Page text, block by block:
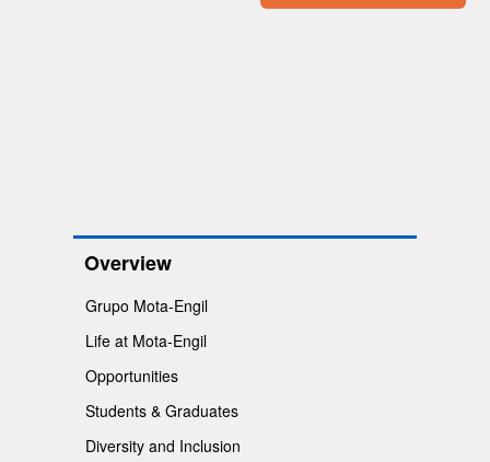
Overview
Grupo Mota-Engil
Life at Mota-Engil
Opportunities
Students & Graduates
Diversity and Inclusion